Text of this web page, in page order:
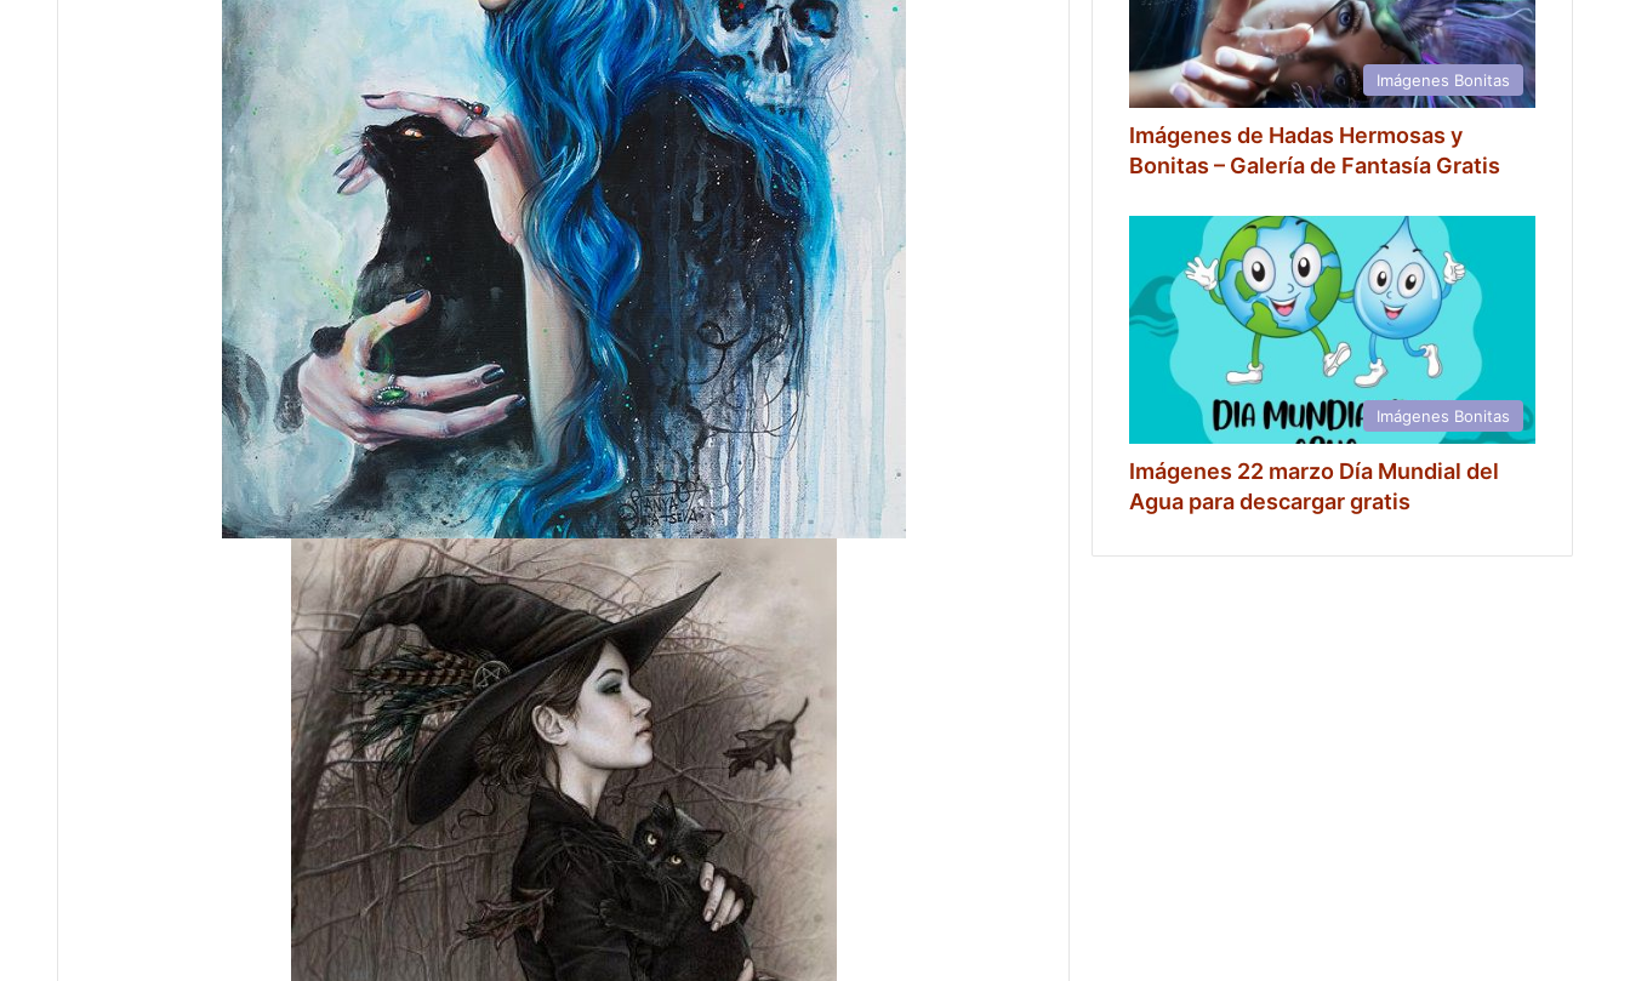
Imágenes Bonitas
Imágenes de Hadas Hermosas y
Bonitas – Galería de Fantasía Gratis
Imágenes Bonitas
Imágenes 22 marzo Día Mundial del
Agua para descargar gratis